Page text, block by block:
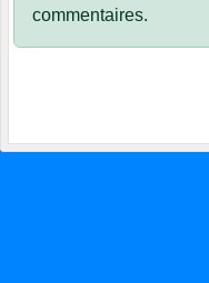
commentaires.